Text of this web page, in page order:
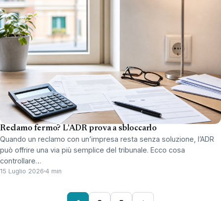
Reclamo fermo? L’ADR prova a sbloccarlo
Quando un reclamo con un’impresa resta senza soluzione, l’ADR
può offrire una via più semplice del tribunale. Ecco cosa
controllare…
15 Luglio 2026 4 min